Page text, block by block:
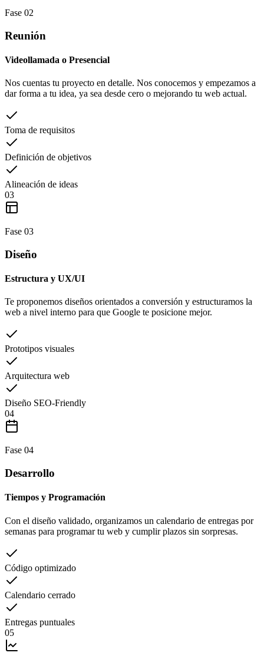
Fase 02
Reunión
Videollamada o Presencial
Nos cuentas tu proyecto en detalle. Nos conocemos y empezamos a
dar forma a tu idea, ya sea desde cero o mejorando tu web actual.
Toma de requisitos
Definición de objetivos
Alineación de ideas
03
Fase 03
Diseño
Estructura y UX/UI
Te proponemos diseños orientados a conversión y estructuramos la
web a nivel interno para que Google te posicione mejor.
Prototipos visuales
Arquitectura web
Diseño SEO-Friendly
04
Fase 04
Desarrollo
Tiempos y Programación
Con el diseño validado, organizamos un calendario de entregas por
semanas para programar tu web y cumplir plazos sin sorpresas.
Código optimizado
Calendario cerrado
Entregas puntuales
05